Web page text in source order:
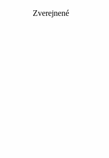
Zverejnené